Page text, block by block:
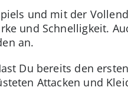
und mit der
und Schnelligkeit.
an.
Du bereits den
Attacken und